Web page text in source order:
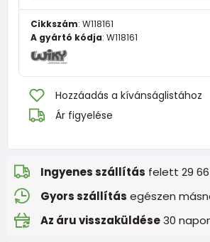
Cikkszám: W118161
A gyártó kódja: W118161
Hozzáadás a kívánságlistához
Ár figyelése
Ingyenes szállítás felett 29
Gyors szállítás egészen
Az áru visszaküldése30